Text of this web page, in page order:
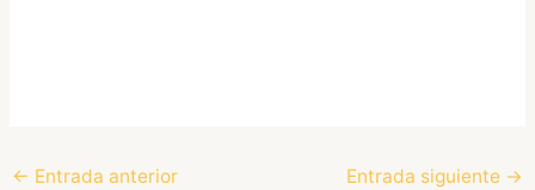
← Entrada anterior Entrada siguiente →